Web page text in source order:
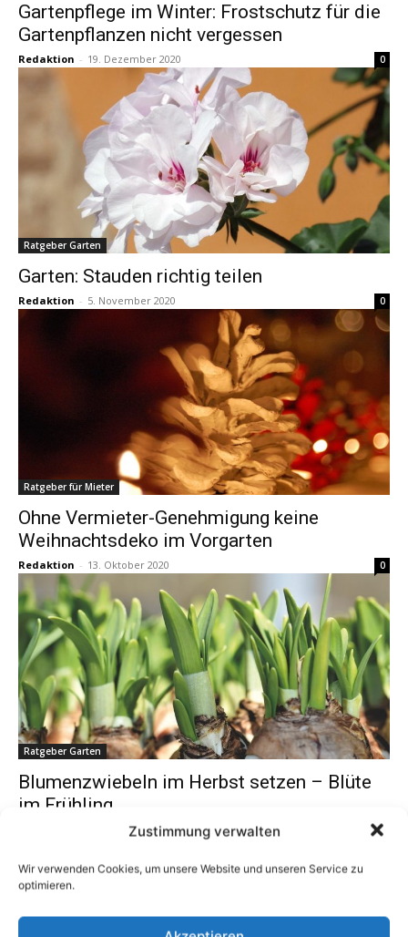
Zustimmung verwalten
Wir verwenden Cookies, um unsere Website und unseren Service zu
optimieren.
Gartenpflege im Winter: Frostschutz für die
Gartenpflanzen nicht vergessen
Redaktion - 19. Dezember 2020 0
Ratgeber Garten
Garten: Stauden richtig teilen
Redaktion - 5. November 2020 0
Ratgeber für Mieter
Ohne Vermieter-Genehmigung keine
Weihnachtsdeko im Vorgarten
Redaktion - 13. Oktober 2020 0
Ratgeber Garten
Blumenzwiebeln im Herbst setzen – Blüte
im Frühling
11. Oktober 2020 0